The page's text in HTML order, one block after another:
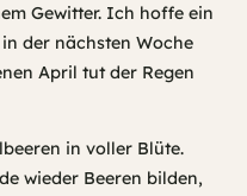
Gewitter. Ich hoffe ein
der nächsten Woche
April tut der Regen
in voller Blüte.
wieder Beeren bilden,